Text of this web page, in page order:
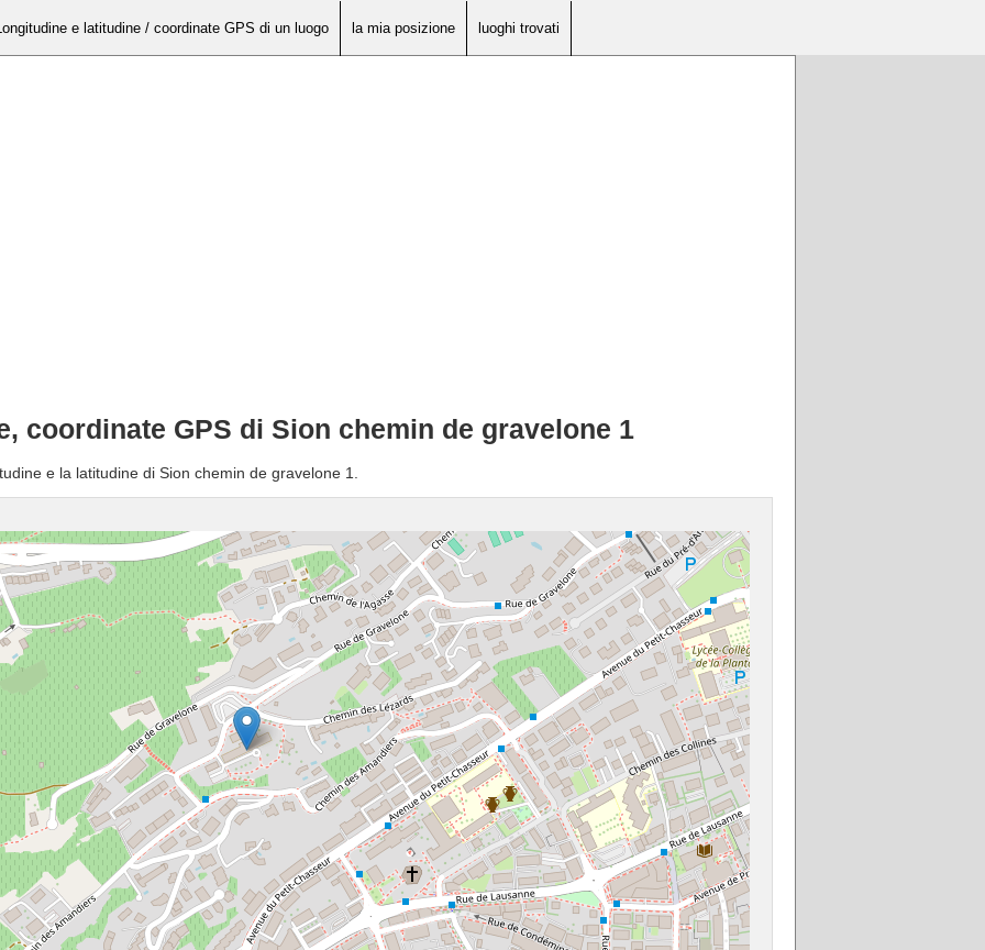
e latitudine / coordinate GPS di un luogo la mia posizione luoghi trovati
coordinate GPS di Sion chemin de gravelone 1
e la latitudine di Sion chemin de gravelone 1.